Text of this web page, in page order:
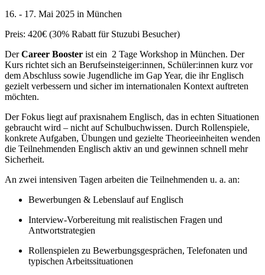
16. - 17. Mai 2025 in München
Preis: 420€ (30% Rabatt für Stuzubi Besucher)
DerCareer Booster ist ein 2 Tage Workshop in München. Der
Kurs richtet sich an Berufseinsteiger:innen, Schüler:innen kurz vor
dem Abschluss sowie Jugendliche im Gap Year, die ihr Englisch
gezielt verbessern und sicher im internationalen Kontext auftreten
möchten.
Der Fokus liegt auf praxisnahem Englisch, das in echten Situationen
gebraucht wird – nicht auf Schulbuchwissen. Durch Rollenspiele,
konkrete Aufgaben, Übungen und gezielte Theorieeinheiten wenden
die Teilnehmenden Englisch aktiv an und gewinnen schnell mehr
Sicherheit.
An zwei intensiven Tagen arbeiten die Teilnehmenden u. a. an:
Bewerbungen & Lebenslauf auf Englisch
Interview-Vorbereitung mit realistischen Fragen und
Antwortstrategien
Rollenspielen zu Bewerbungsgesprächen, Telefonaten und
typischen Arbeitssituationen